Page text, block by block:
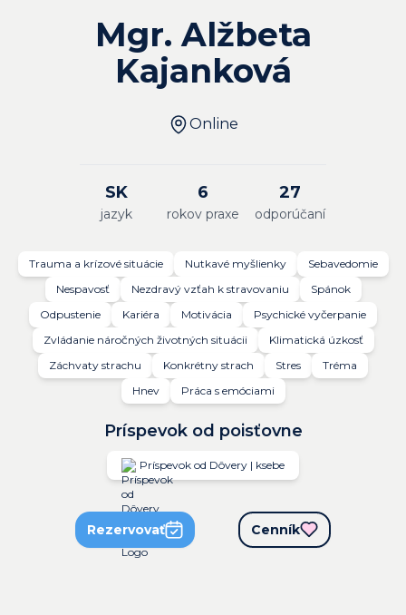
Mgr. Alžbeta
Kajanková
Online
SK
jazyk
6
rokov praxe
27
odporúčaní
Trauma a krízové situácie Nutkavé myšlienky
Sebavedomie
Nespavosť
Nezdravý vzťah k stravovaniu
Spánok
Odpustenie
Kariéra Motivácia
Psychické vyčerpanie
Zvládanie náročných životných situácii
Klimatická úzkosť
Záchvaty strachu
Konkrétny strach Stres
Tréma
Hnev
Práca s emóciami
Príspevok od poisťovne
Príspevok od Dôvery | ksebe
Rezervovať Cenník